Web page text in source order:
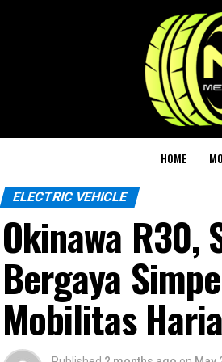
HOME
ELECTRIC VEHICLE
Okinawa
Bergaya
Mobilitas